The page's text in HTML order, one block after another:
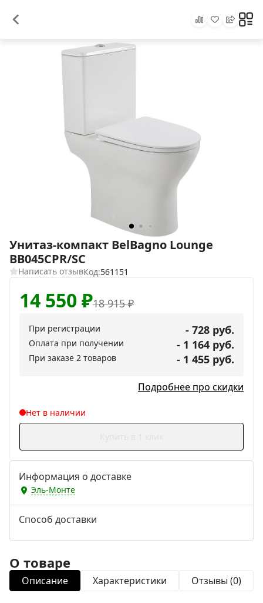
Унитаз-компакт BelBagno Lounge
BB045CPR/SC
Написать отзывКод:561151
18 915₽
14 550₽
При регистрации - 728 руб.
Оплата при получении - 1 164 руб.
При заказе 2 товаров - 1 455 руб.
Подробнее про скидки
Нет в наличии
Информация о доставке
Эль-Монте
Способ доставки
О товаре
Описание Характеристики Отзывы (0)